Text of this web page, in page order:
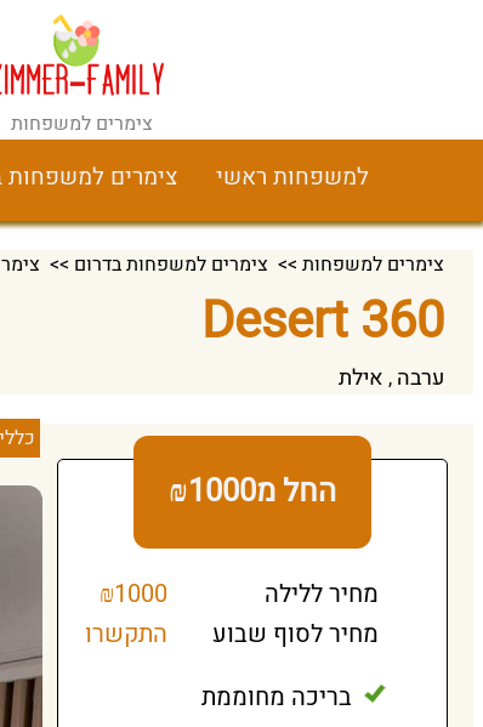
צימרים למשפחות
למשפחות ראשי צימרים למשפחות
צימרים למשפחות >> צימרים למשפחות בדרום >>
Desert 360‏
ערבה , אילת
החל מ₪1000
מחיר ללילה
₪1000
מחיר לסוף שבוע
התקשרו
בריכה מחוממת